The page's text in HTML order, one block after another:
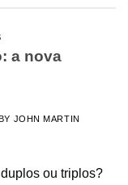
a nova
JOHN MARTIN
ou triplos?